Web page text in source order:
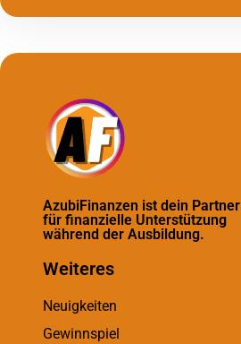
AzubiFinanzen ist dein Partner
für finanzielle Unterstützung
während der Ausbildung.
Weiteres
Neuigkeiten
Gewinnspiel